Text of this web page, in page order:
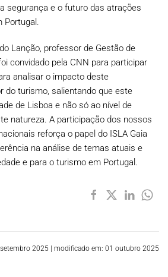
segurança e o futuro das atrações
Portugal.
Lanção, professor de Gestão de
convidado pela CNN para participar
analisar o impacto deste
do turismo, salientando que este
de Lisboa e não só ao nível de
natureza. A participação dos nossos
reforça o papel do ISLA Gaia
na análise de temas atuais e
e para o turismo em Portugal.
2025 | modificado em: 01 outubro 2025